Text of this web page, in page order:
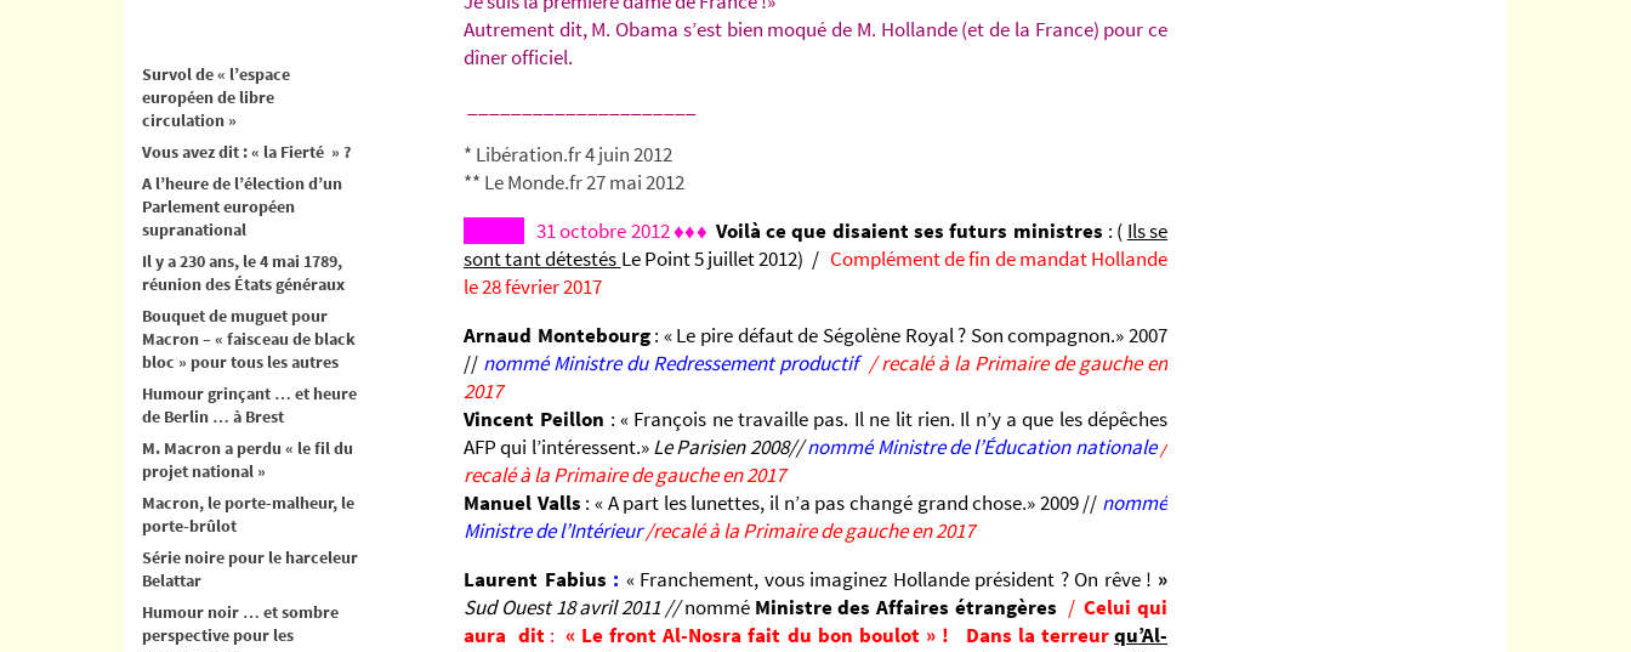
Autrement dit, M. Obama s’est bien moqué de M. Hollande (et de la France) pour ce
dîner officiel.
* Libération.fr 4 juin 2012
** Le Monde.fr 27 mai 2012
31 octobre 2012♦♦♦ Voilà ce que disaient ses futurs ministres : ( Ils se
sont tant détestés Le Point 5 juillet 2012) / Complément de fin de mandat Hollande
le 28 février 2017
Arnaud Montebourg: « Le pire défaut de Ségolène Royal ? Son compagnon.» 2007
// nommé Ministre duRedressementproductif / recalé à la Primaire de gauche en
2017
Vincent Peillon : « François ne travaille pas. Il ne lit rien. Il n’y a que les dépêches
AFP qui l’intéressent.»Le Parisien 2008//nommé Ministre de l’Éducation nationale/
recalé à la Primaire de gauche en 2017
Manuel Valls : « A part les lunettes, il n’a pas changé grand chose.» 2009 // nommé
Ministre de l’Intérieur/recalé à la Primaire de gauche en 2017
Laurent Fabius : « Franchement, vous imaginez Hollande président ? On rêve ! »
Sud Ouest 18 avril 2011 //nommé Ministre des Affaires étrangères /Celui qui
aura dit : « Le front Al-Nosra fait du bon boulot » ! Dans la terreurqu’Al-
Survol de « l’espace
européen de libre
circulation »
Vous avez dit : « la Fierté » ?
A l’heure de l’élection d’un
Parlement européen
supranational
Il y a 230 ans, le 4 mai 1789,
réunion des États généraux
Bouquet de muguet pour
Macron – « faisceau de black
bloc » pour tous les autres
Humour grinçant … et heure
de Berlin … à Brest
M. Macron a perdu « le fil du
projet national »
Macron, le porte-malheur, le
porte-brûlot
Série noire pour le harceleur
Belattar
Humour noir … et sombre
perspective pour les